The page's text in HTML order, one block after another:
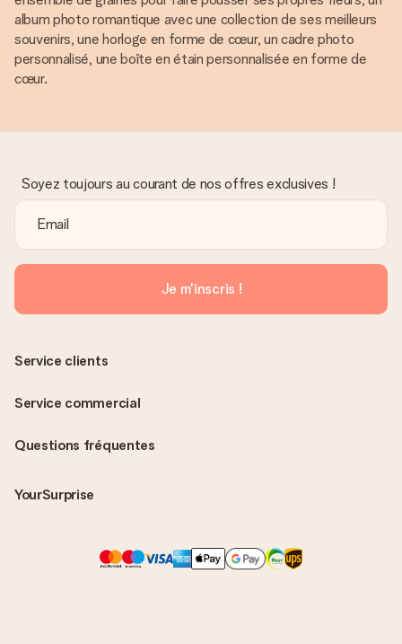
album photo romantique avec une collection de ses meilleurs
souvenirs, une horloge en forme de cœur, un cadre photo
personnalisé, une boîte en étain personnalisée en forme de
cœur.
Soyez toujours au courant de nos offres exclusives !
Je m'inscris !
Questions fréquentes
YourSurprise
Service clients
Service commercial